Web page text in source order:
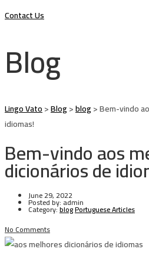
Contact Us
Blog
Lingo Vato>Blog>blog>Bem-vindo
idiomas!
Bem-vindo aos
dicionários de
June 29, 2022
Posted by:admin
Category:blogPortuguese Articles
No Comments